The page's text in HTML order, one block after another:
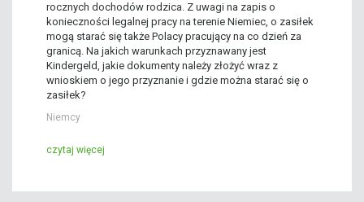
rocznych dochodów rodzica. Z uwagi na zapis o
konieczności legalnej pracy na terenie Niemiec, o zasiłek
mogą starać się także Polacy pracujący na co dzień za
granicą. Na jakich warunkach przyznawany jest
Kindergeld, jakie dokumenty należy złożyć wraz z
wnioskiem o jego przyznanie i gdzie można starać się o
zasiłek?
Niemcy
czytaj więcej